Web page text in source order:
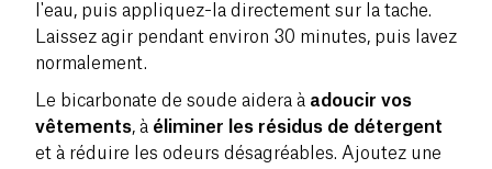
l'eau, puis appliquez-la directement sur la tache.
Laissez agir pendant environ 30 minutes, puis lavez
normalement.
Le bicarbonate de soude aidera à adoucir vos
vêtements, à éliminer les résidus de détergent
et à réduire les odeurs désagréables. Ajoutez une